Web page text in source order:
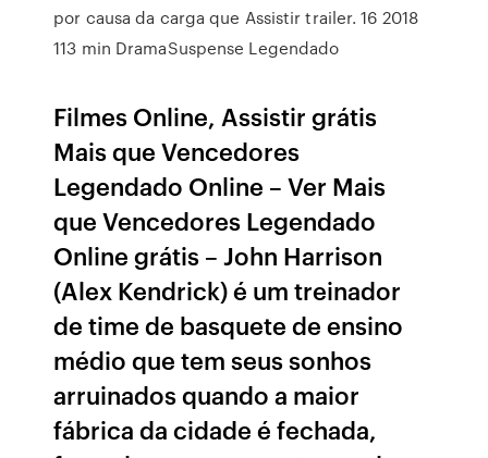
por causa da carga que Assistir trailer. 16 2018
113 min DramaSuspense Legendado
Filmes Online, Assistir grátis
Mais que Vencedores
Legendado Online – Ver Mais
que Vencedores Legendado
Online grátis – John Harrison
(Alex Kendrick) é um treinador
de time de basquete de ensino
médio que tem seus sonhos
arruinados quando a maior
fábrica da cidade é fechada,